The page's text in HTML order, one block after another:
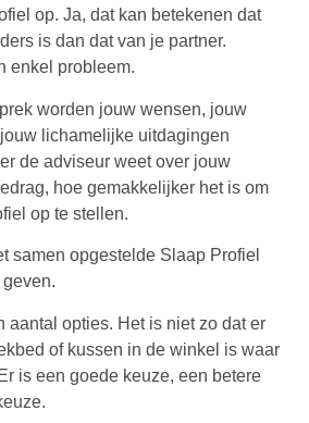
op. Ja, dat kan betekenen dat
is dan dat van je partner.
enkel probleem.
worden jouw wensen, jouw
lichamelijke uitdagingen
de adviseur weet over jouw
hoe gemakkelijker het is om
op te stellen.
samen opgestelde Slaap Profiel
aantal opties. Het is niet zo dat er
of kussen in de winkel is waar
is een goede keuze, een betere